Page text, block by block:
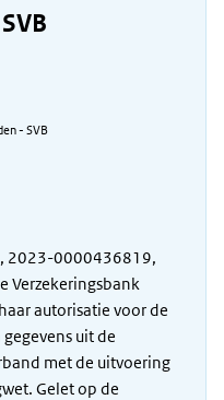
- SVB
2023-0000436819,
Verzekeringsbank
autorisatie voor de
uit de
met de uitvoering
Gelet op de